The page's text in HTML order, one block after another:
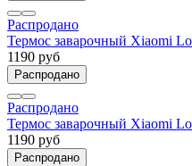
Распродано
Термос заварочный Xiaomi
1190 руб
Распродано
Распродано
Термос заварочный Xiaomi
1190 руб
Распродано